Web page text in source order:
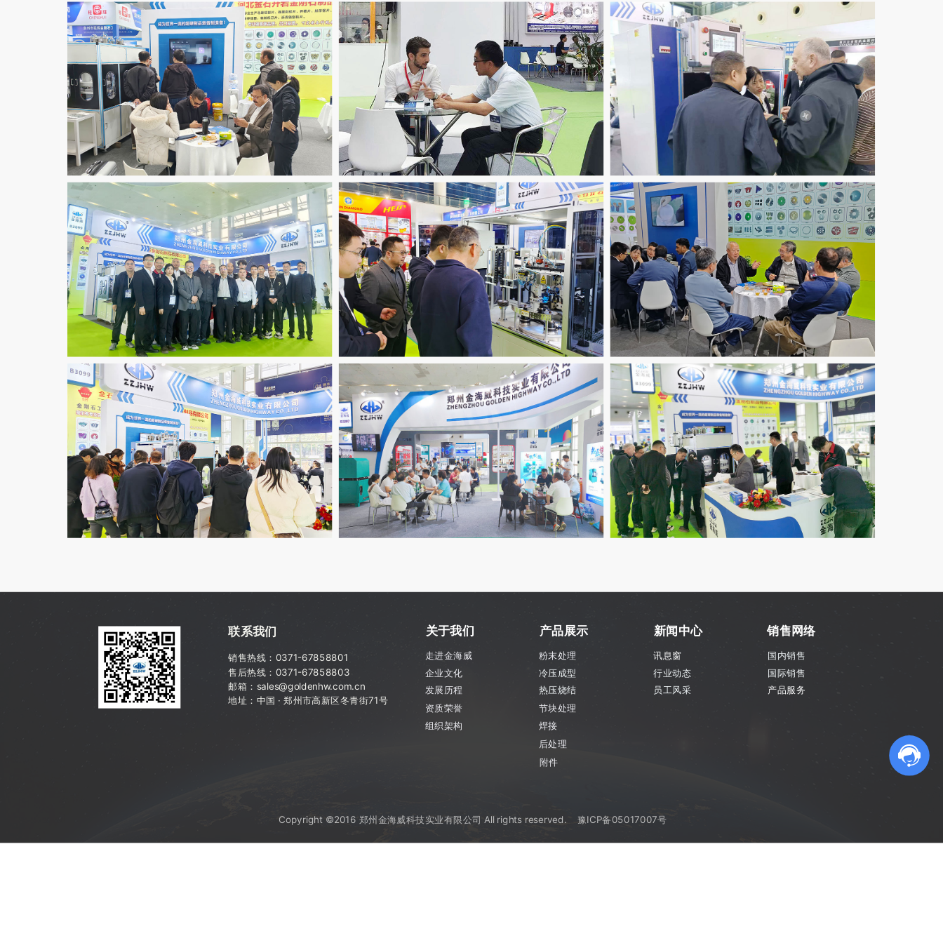
关于我们
走进金海威
企业文化
发展历程
资质荣誉
组织架构
产品展示
粉末处理
冷压成型
热压烧结
节块处理
焊接
后处理
附件
新闻中心
讯息窗
行业动态
员工风采
销售网络
国内销售
国际销售
产品服务
销售热线： 0371-67858801
售后热线：0371-67858803
邮箱：sales@goldenhw.com.cn
地址：中国 · 郑州市高新区冬青街71号
联系我们
Copyright ©2016 郑州金海威科技实业有限公司 All rights reserved. 豫ICP备05017007号